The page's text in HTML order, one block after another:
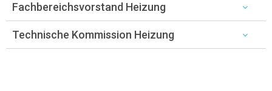
Fachbereichsvorstand Heizung
Technische Kommission Heizung